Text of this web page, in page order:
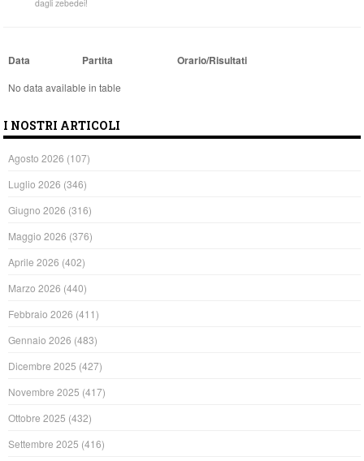
dagli zebedei!
Data Partita Orario/Risultati
No data available in table
I NOSTRI ARTICOLI
Agosto 2026 (107)
Luglio 2026 (346)
Giugno 2026 (316)
Maggio 2026 (376)
Aprile 2026 (402)
Marzo 2026 (440)
Febbraio 2026 (411)
Gennaio 2026 (483)
Dicembre 2025 (427)
Novembre 2025 (417)
Ottobre 2025 (432)
Settembre 2025 (416)